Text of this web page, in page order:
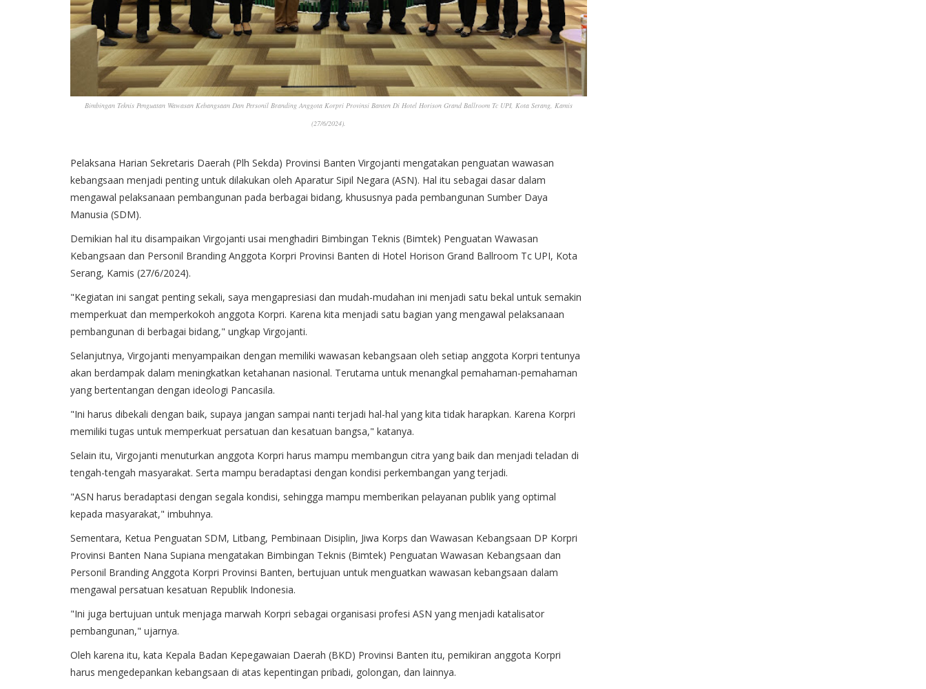
Bimbingan Teknis Penguatan Wawasan Kebangsaan Dan Personil Branding Anggota Korpri Provinsi Banten Di Hotel Horison Grand Ballroom Tc UPI, Kota Serang, Kamis
(27/6/2024).
Pelaksana Harian Sekretaris Daerah (Plh Sekda) Provinsi Banten Virgojanti mengatakan penguatan wawasan
kebangsaan menjadi penting untuk dilakukan oleh Aparatur Sipil Negara (ASN). Hal itu sebagai dasar dalam
mengawal pelaksanaan pembangunan pada berbagai bidang, khususnya pada pembangunan Sumber Daya
Manusia (SDM).
Demikian hal itu disampaikan Virgojanti usai menghadiri Bimbingan Teknis (Bimtek) Penguatan Wawasan
Kebangsaan dan Personil Branding Anggota Korpri Provinsi Banten di Hotel Horison Grand Ballroom Tc UPI, Kota
Serang, Kamis (27/6/2024).
"Kegiatan ini sangat penting sekali, saya mengapresiasi dan mudah-mudahan ini menjadi satu bekal untuk semakin
memperkuat dan memperkokoh anggota Korpri. Karena kita menjadi satu bagian yang mengawal pelaksanaan
pembangunan di berbagai bidang," ungkap Virgojanti.
Selanjutnya, Virgojanti menyampaikan dengan memiliki wawasan kebangsaan oleh setiap anggota Korpri tentunya
akan berdampak dalam meningkatkan ketahanan nasional. Terutama untuk menangkal pemahaman-pemahaman
yang bertentangan dengan ideologi Pancasila.
"Ini harus dibekali dengan baik, supaya jangan sampai nanti terjadi hal-hal yang kita tidak harapkan. Karena Korpri
memiliki tugas untuk memperkuat persatuan dan kesatuan bangsa," katanya.
Selain itu, Virgojanti menuturkan anggota Korpri harus mampu membangun citra yang baik dan menjadi teladan di
tengah-tengah masyarakat. Serta mampu beradaptasi dengan kondisi perkembangan yang terjadi.
"ASN harus beradaptasi dengan segala kondisi, sehingga mampu memberikan pelayanan publik yang optimal
kepada masyarakat," imbuhnya.
Sementara, Ketua Penguatan SDM, Litbang, Pembinaan Disiplin, Jiwa Korps dan Wawasan Kebangsaan DP Korpri
Provinsi Banten Nana Supiana mengatakan Bimbingan Teknis (Bimtek) Penguatan Wawasan Kebangsaan dan
Personil Branding Anggota Korpri Provinsi Banten, bertujuan untuk menguatkan wawasan kebangsaan dalam
mengawal persatuan kesatuan Republik Indonesia.
"Ini juga bertujuan untuk menjaga marwah Korpri sebagai organisasi profesi ASN yang menjadi katalisator
pembangunan," ujarnya.
Oleh karena itu, kata Kepala Badan Kepegawaian Daerah (BKD) Provinsi Banten itu, pemikiran anggota Korpri
harus mengedepankan kebangsaan di atas kepentingan pribadi, golongan, dan lainnya.